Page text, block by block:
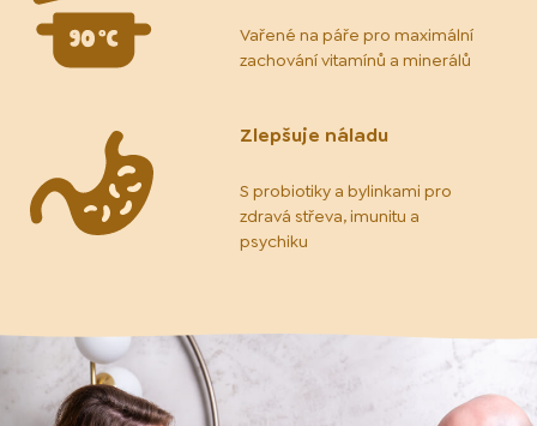
Vařené na páře pro maximální
zachování vitamínů a minerálů
Zlepšuje náladu
S probiotiky a bylinkami pro
zdravá střeva, imunitu a
psychiku